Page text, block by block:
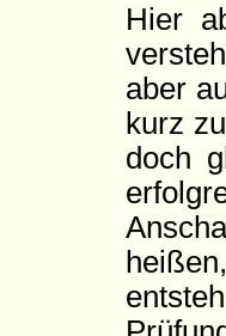
Hier
aber
kurz
doch